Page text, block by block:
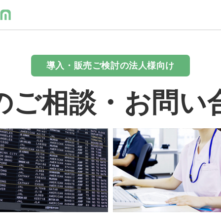
導入・販売ご検討の法人様向け
ご相談・お問い